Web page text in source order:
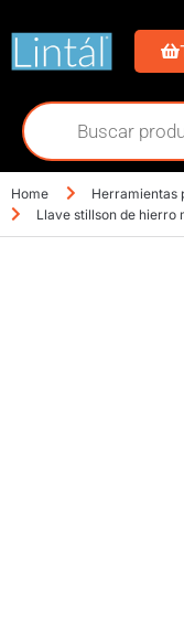
Home
Herramientas
Llave stillson de hierro